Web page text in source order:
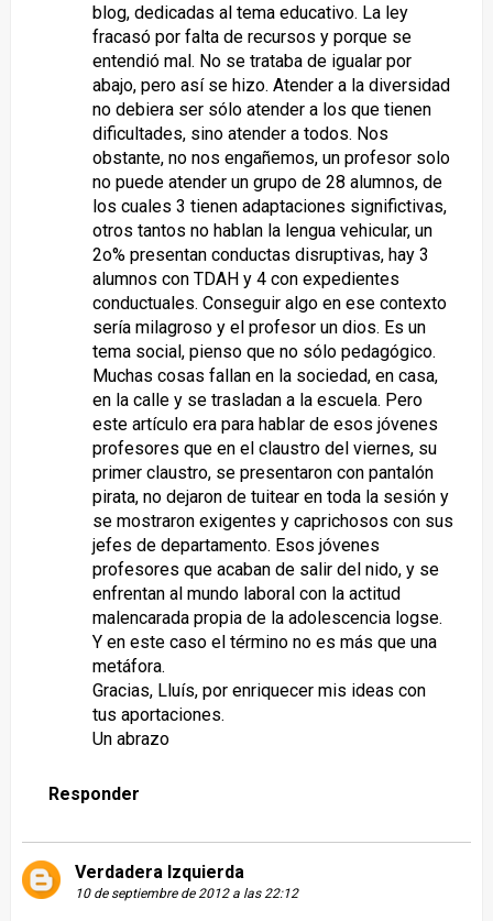
blog, dedicadas al tema educativo. La ley
fracasó por falta de recursos y porque se
entendió mal. No se trataba de igualar por
abajo, pero así se hizo. Atender a la diversidad
no debiera ser sólo atender a los que tienen
dificultades, sino atender a todos. Nos
obstante, no nos engañemos, un profesor solo
no puede atender un grupo de 28 alumnos, de
los cuales 3 tienen adaptaciones significtivas,
otros tantos no hablan la lengua vehicular, un
2o% presentan conductas disruptivas, hay 3
alumnos con TDAH y 4 con expedientes
conductuales. Conseguir algo en ese contexto
sería milagroso y el profesor un dios. Es un
tema social, pienso que no sólo pedagógico.
Muchas cosas fallan en la sociedad, en casa,
en la calle y se trasladan a la escuela. Pero
este artículo era para hablar de esos jóvenes
profesores que en el claustro del viernes, su
primer claustro, se presentaron con pantalón
pirata, no dejaron de tuitear en toda la sesión y
se mostraron exigentes y caprichosos con sus
jefes de departamento. Esos jóvenes
profesores que acaban de salir del nido, y se
enfrentan al mundo laboral con la actitud
malencarada propia de la adolescencia logse.
Y en este caso el término no es más que una
metáfora.
Gracias, Lluís, por enriquecer mis ideas con
tus aportaciones.
Un abrazo
Responder
Verdadera Izquierda
10 de septiembre de 2012 a las 22:12